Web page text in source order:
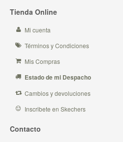
Tienda Online
Mi cuenta
Términos y Condiciones
Mis Compras
Estado de mi Despacho
Cambios y devoluciones
Inscribete en Skechers
Contacto